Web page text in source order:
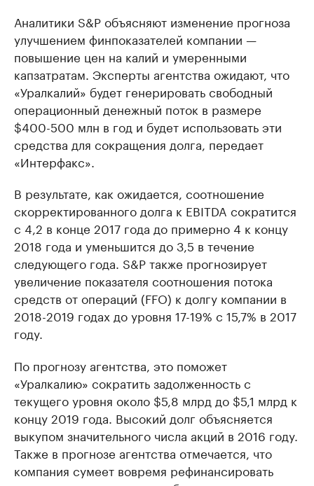
Аналитики S&P объясняют изменение прогноза
улучшением финпоказателей компании —
повышение цен на калий и умеренными
капзатратам. Эксперты агентства ожидают, что
«Уралкалий» будет генерировать свободный
операционный денежный поток в размере
$400-500 млн в год и будет использовать эти
средства для сокращения долга, передает
«Интерфакс».
В результате, как ожидается, соотношение
скорректированного долга к EBITDA сократится
с 4,2 в конце 2017 года до примерно 4 к концу
2018 года и уменьшится до 3,5 в течение
следующего года. S&P также прогнозирует
увеличение показателя соотношения потока
средств от операций (FFO) к долгу компании в
2018-2019 годах до уровня 17-19% с 15,7% в 2017
году.
По прогнозу агентства, это поможет
«Уралкалию» сократить задолженность с
текущего уровня около $5,8 млрд до $5,1 млрд к
концу 2019 года. Высокий долг объясняется
выкупом значительного числа акций в 2016 году.
Также в прогнозе агентства отмечается, что
компания сумеет вовремя рефинансировать